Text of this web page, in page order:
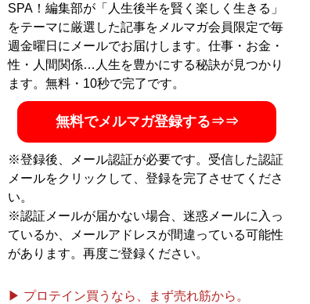
SPA！編集部が「人生後半を賢く楽しく生きる」
をテーマに厳選した記事をメルマガ会員限定で毎
週金曜日にメールでお届けします。仕事・お金・
性・人間関係…人生を豊かにする秘訣が見つかり
ます。無料・10秒で完了です。
無料でメルマガ登録する⇒⇒
※登録後、メール認証が必要です。受信した認証
メールをクリックして、登録を完了させてくださ
い。
※認証メールが届かない場合、迷惑メールに入っ
ているか、メールアドレスが間違っている可能性
があります。再度ご登録ください。
▶ プロテイン買うなら、まず売れ筋から。